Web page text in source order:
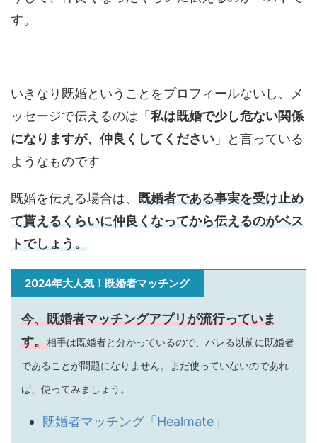
す。
いきなり既婚ということをプロフィールないし、メ
ッセージで伝えるのは「 私は既婚で少し危ない関係
になりますが、仲良くしてください 」と言っている
ようなものです
既婚を伝える場合は、 既婚者である事実を受け止め
て貰えるくらいに仲良くなってから伝えるのがベス
トでしょう。
2024年大人気！既婚者マッチング
今、既婚者マッチングアプリが流行っていま
す。相手は既婚者と分かっているので、バレる以前に既婚者
であることが問題になりません。まだ使っていないのであれ
ば、使ってみましょう。
既婚者マッチング「Healmate」